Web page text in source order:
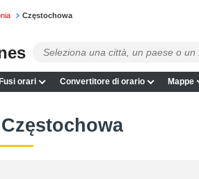
Częstochowa
Fusi orari Convertitore di orario Mappe